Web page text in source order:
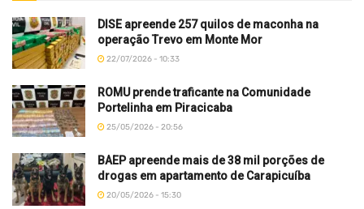
DISE apreende 257 quilos de maconha na
operação Trevo em Monte Mor
22/07/2026 - 10:33
ROMU prende traficante na Comunidade
Portelinha em Piracicaba
25/05/2026 - 20:56
BAEP apreende mais de 38 mil porções de
drogas em apartamento de Carapicuíba
20/05/2026 - 15:30